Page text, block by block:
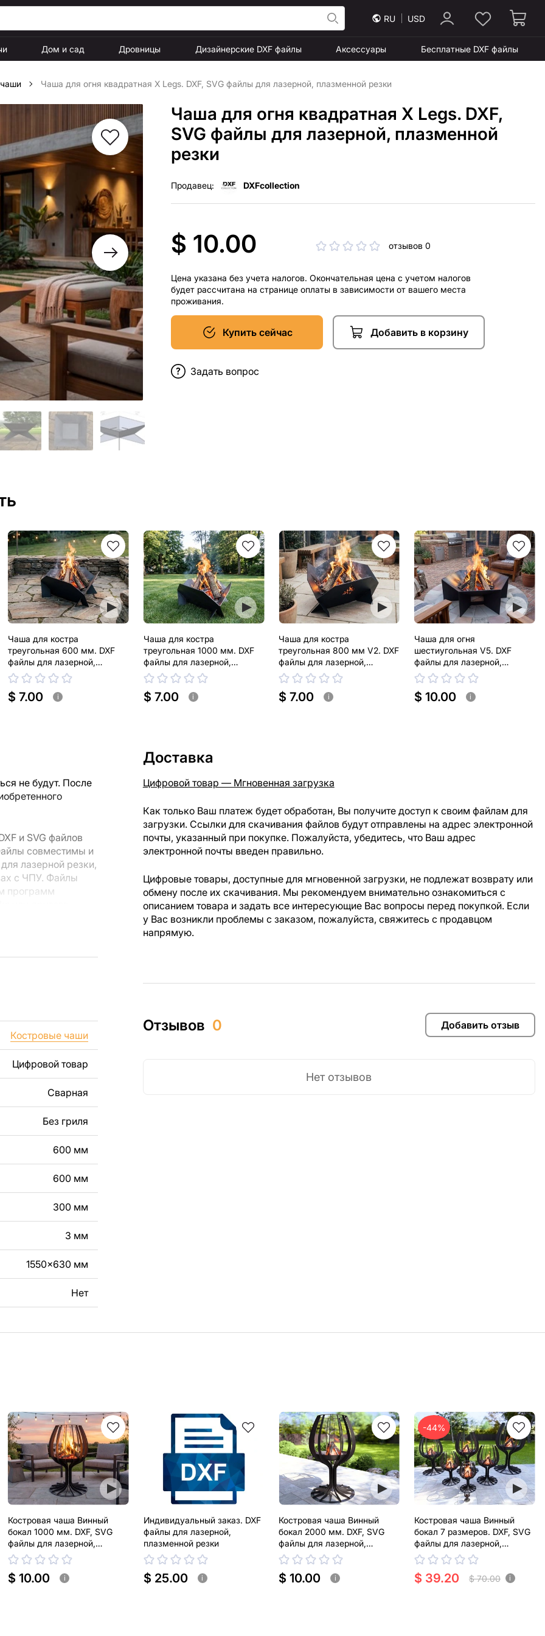
RU USD
Дом и сад Дровницы Дизайнерские DXF файлы Аксессуары Бесплатные DXF файлы
Чаша для огня квадратная X Legs. DXF, SVG файлы для лазерной, плазменной резки
Чаша для огня квадратная X Legs. DXF,
SVG файлы для лазерной, плазменной
резки
Продавец: DXFcollection
$ 10.00 отзывов 0
Цена указана без учета налогов. Окончательная цена с учетом налогов
будет рассчитана на странице оплаты в зависимости от вашего места
проживания.
Купить сейчас Добавить в корзину
Задать вопрос
Чаша для костра
треугольная 600 мм. DXF
файлы для лазерной,
плазменной резки
$ 7.00 i
Чаша для костра
треугольная 1000 мм. DXF
файлы для лазерной,
плазменной резки
$ 7.00 i
Чаша для костра
треугольная 800 мм V2. DXF
файлы для лазерной,
плазменной резки
$ 7.00 i
Чаша для огня
шестиугольная V5. DXF
файлы для лазерной,
плазменной резки
$ 10.00 i
не будут. После
и SVG файлов
совместимы и
лазерной резки,
с ЧПУ. Файлы
программ
созданы с
что
изображение,
дизайн изделия.
изделия из
с нами в
Костровые чаши
Цифровой товар
Сварная
Без гриля
600 мм
600 мм
300 мм
3 мм
1550x630 мм
Нет
Доставка
Цифровой товар — Мгновенная загрузка
Как только Ваш платеж будет обработан, Вы получите доступ к своим файлам для
загрузки. Ссылки для скачивания файлов будут отправлены на адрес электронной
почты, указанный при покупке. Пожалуйста, убедитесь, что Ваш адрес
электронной почты введен правильно.
Цифровые товары, доступные для мгновенной загрузки, не подлежат возврату или
обмену после их скачивания. Мы рекомендуем внимательно ознакомиться с
описанием товара и задать все интересующие Вас вопросы перед покупкой. Если
у Вас возникли проблемы с заказом, пожалуйста, свяжитесь с продавцом
напрямую.
Отзывов 0 Добавить отзыв
Нет отзывов
Костровая чаша Винный
бокал 1000 мм. DXF, SVG
файлы для лазерной,
плазменной резки
$ 10.00 i
Индивидуальный заказ. DXF
файлы для лазерной,
плазменной резки
$ 25.00 i
Костровая чаша Винный
бокал 2000 мм. DXF, SVG
файлы для лазерной,
плазменной резки
$ 10.00 i
-44%
Костровая чаша Винный
бокал 7 размеров. DXF, SVG
файлы для лазерной,
плазменной резки
$ 39.20 $ 70.00 i